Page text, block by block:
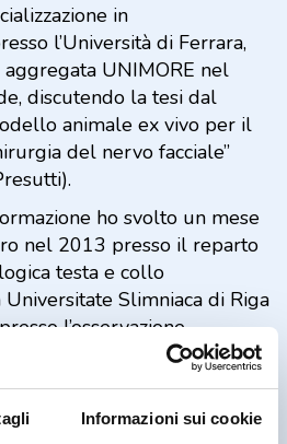
Informazioni sui cookie
in
l’Università di Ferrara,
UNIMORE nel
discutendo la tesi dal
animale ex vivo per il
del nervo facciale”
ho svolto un mese
nel 2013 presso il reparto
testa e collo
Slimniaca di Riga
l’osservazione
dell’orecchio dello
in Giappone.
ho svolto tirocinio